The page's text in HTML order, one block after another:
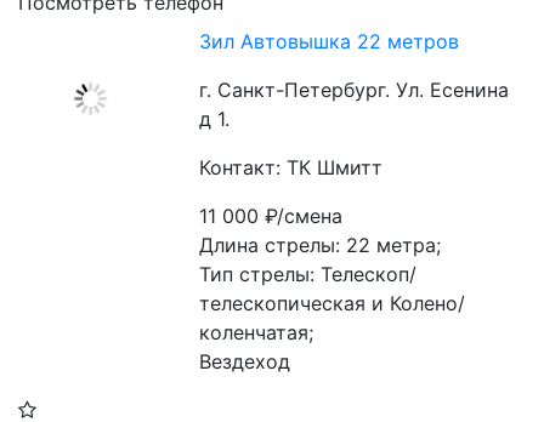
Зил Автовышка 22 метров
г. Санкт-Петербург. Ул. Есенина
д 1.
Контакт: ТК Шмитт
11 000₽/смена
Длина стрелы: 22 метра;
Тип стрелы: Телескоп/
телескопическая и Колено/
коленчатая;
Вездеход